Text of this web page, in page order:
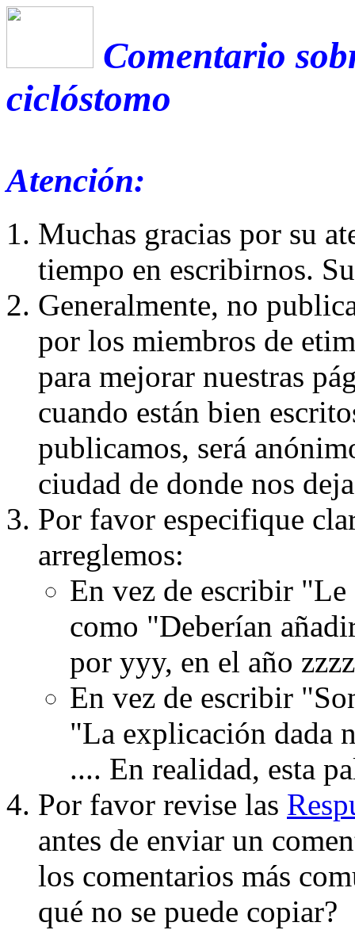
Comentario
ciclóstomo
Atención:
Muchas gracias por su
tiempo en escribirnos.
Generalmente, no
por los miembros de
para mejorar nuestras
cuando están bien
publicamos, será
ciudad de donde nos
Por favor especifique
arreglemos:
En vez de escribir
como "Deberían
por yyy, en el año
En vez de escribir
"La explicación dada
.... En realidad, esta
Por favor revise las
antes de enviar un
los comentarios más
qué no se puede copiar?